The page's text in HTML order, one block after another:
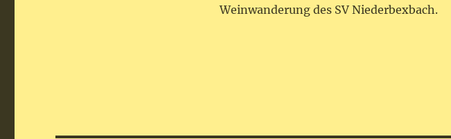
Weinwanderung des SV Niederbexbach.